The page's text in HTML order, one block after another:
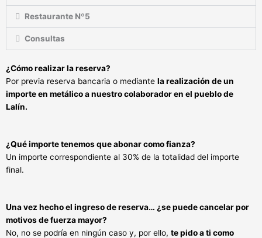
Restaurante Nº5
Consultas
¿Cómo realizar la reserva?
Por previa reserva bancaria o mediante la realización de un
importe en metálico a nuestro colaborador en el pueblo de
Lalín.
¿Qué importe tenemos que abonar como fianza?
Un importe correspondiente al 30% de la totalidad del importe
final.
Una vez hecho el ingreso de reserva… ¿se puede cancelar por
motivos de fuerza mayor?
No, no se podría en ningún caso y, por ello, te pido a ti como